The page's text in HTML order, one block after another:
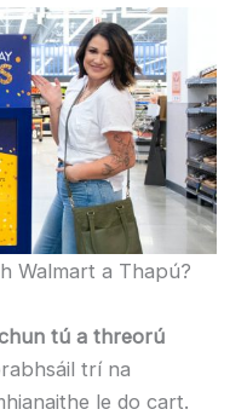
Walmart a Thapú?
tú a threorú
trí na
le do cart.